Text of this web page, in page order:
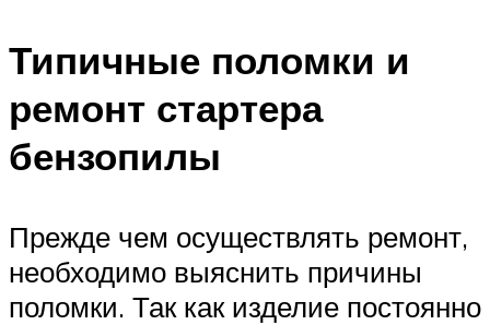
Типичные поломки и
ремонт стартера
бензопилы
Прежде чем осуществлять ремонт,
необходимо выяснить причины
поломки. Так как изделие постоянно